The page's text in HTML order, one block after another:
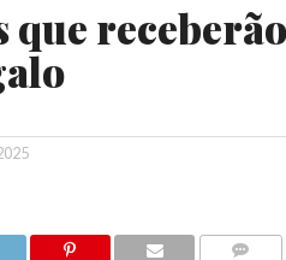
que